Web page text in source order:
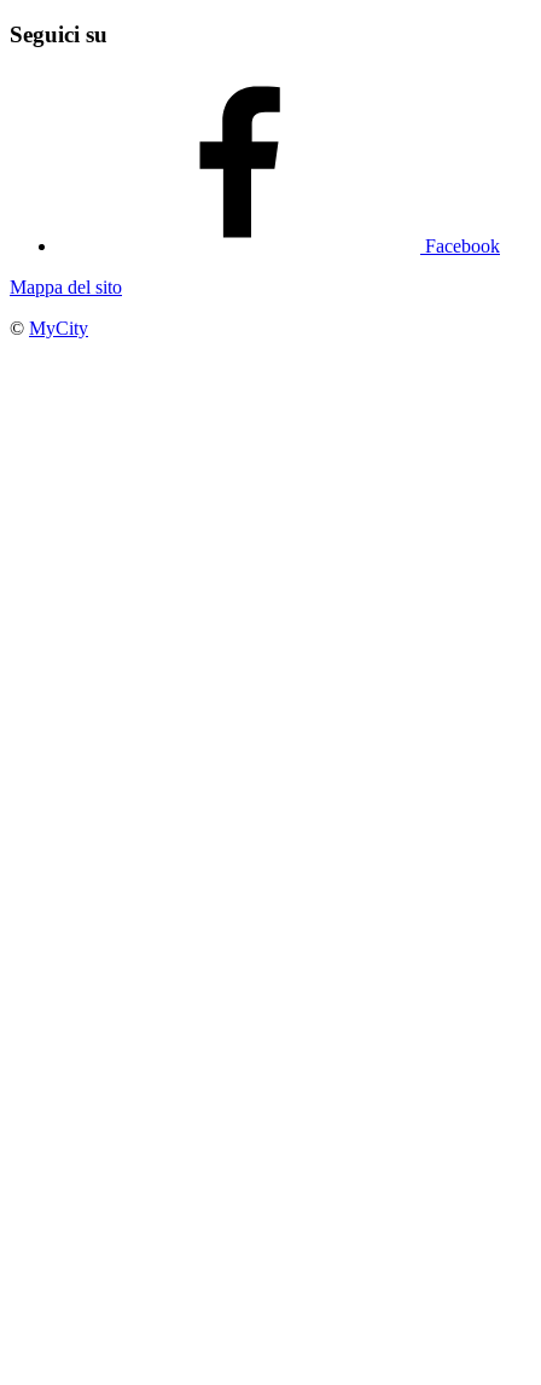
Seguici su
Facebook
Mappa del sito
© MyCity